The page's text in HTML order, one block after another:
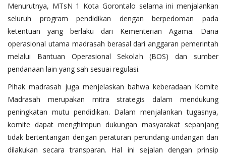
Menurutnya, MTsN 1 Kota Gorontalo selama ini menjalankan
seluruh program pendidikan dengan berpedoman pada
ketentuan yang berlaku dari Kementerian Agama. Dana
operasional utama madrasah berasal dari anggaran pemerintah
melalui Bantuan Operasional Sekolah (BOS) dan sumber
pendanaan lain yang sah sesuai regulasi.
Pihak madrasah juga menjelaskan bahwa keberadaan Komite
Madrasah merupakan mitra strategis dalam mendukung
peningkatan mutu pendidikan. Dalam menjalankan tugasnya,
komite dapat menghimpun dukungan masyarakat sepanjang
tidak bertentangan dengan peraturan perundang-undangan dan
dilakukan secara transparan. Hal ini sejalan dengan prinsip